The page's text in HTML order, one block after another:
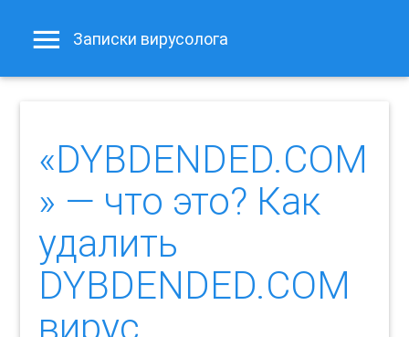
Записки вирусолога
«DYBDENDED.COM
» — что это? Как
удалить
DYBDENDED.COM
вирус